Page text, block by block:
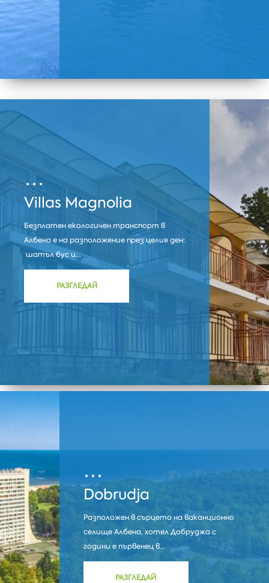
Villas Magnolia
Безплатен екологичен транспорт в
Албена е на разположение през целия ден:
шатъл бус и...
РАЗГЛЕДАЙ
Dobrudja
Разположен в сърцето на ваканционно
селище Албена, хотел Добруджа с
години е първенец в...
РАЗГЛЕДАЙ